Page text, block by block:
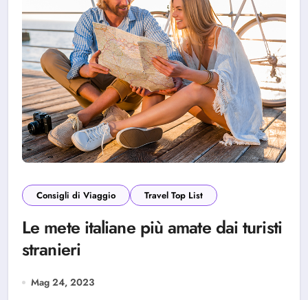
Consigli di Viaggio Travel Top List
Le mete italiane più amate dai turisti
stranieri
Mag 24, 2023